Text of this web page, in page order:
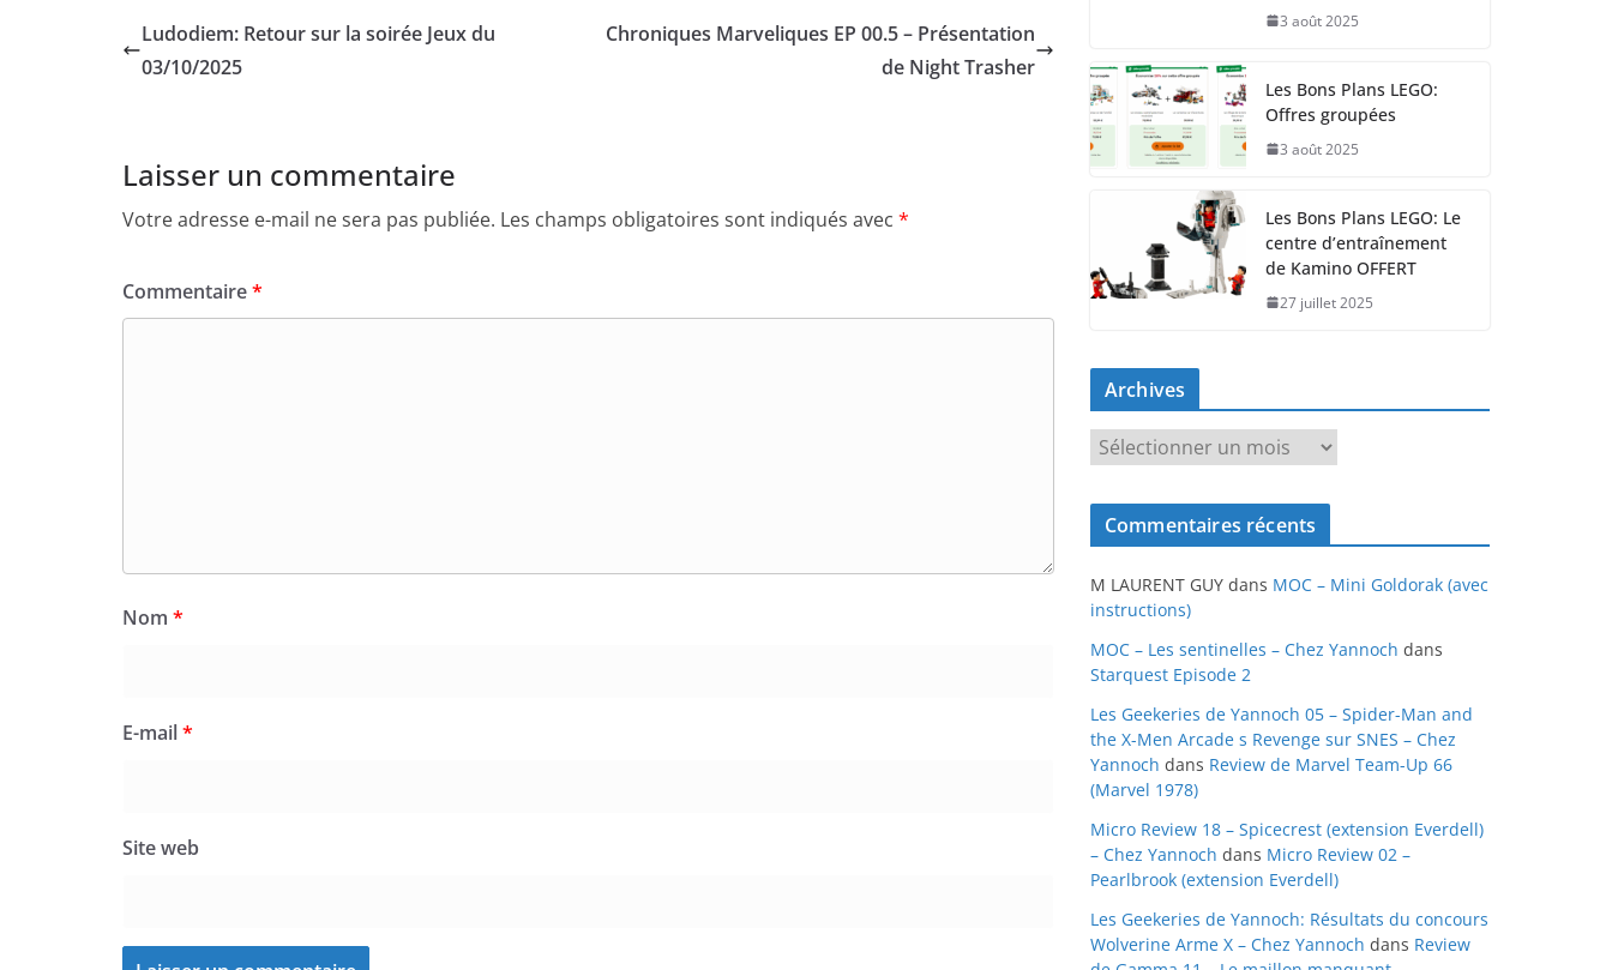
Ludodiem: Retour sur la soirée Jeux du
03/10/2025
Chroniques Marveliques EP 00.5 – Présentation
de Night Trasher
Laisser un commentaire
Votre adresse e-mail ne sera pas publiée. Les champs obligatoires sont indiqués avec *
Commentaire*
Nom *
E-mail*
Site web
3 août 2025
Les Bons Plans LEGO:
Offres groupées
3 août 2025
Les Bons Plans LEGO: Le
centre d’entraînement
de Kamino OFFERT
27 juillet 2025
Archives
r
c
v
e
s
Commentaires récents
M LAURENT GUY dans MOC – Mini Goldorak (avec
instructions)
MOC – Les sentinelles – Chez Yannoch dans
Starquest Episode 2
Les Geekeries de Yannoch 05 – Spider-Man and
the X-Men Arcade s Revenge sur SNES – Chez
Yannoch dans Review de Marvel Team-Up 66
(Marvel 1978)
Micro Review 18 – Spicecrest (extension Everdell)
– Chez Yannoch dans Micro Review 02 –
Pearlbrook (extension Everdell)
Les Geekeries de Yannoch: Résultats du concours
Wolverine Arme X – Chez Yannoch dans Review